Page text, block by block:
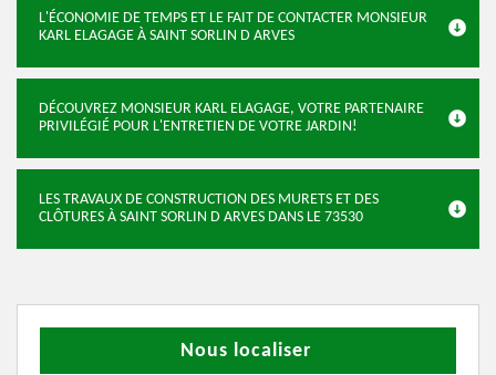
L'ÉCONOMIE DE TEMPS ET LE FAIT DE CONTACTER MONSIEUR
KARL ELAGAGE À SAINT SORLIN D ARVES
DÉCOUVREZ MONSIEUR KARL ELAGAGE, VOTRE PARTENAIRE
PRIVILÉGIÉ POUR L'ENTRETIEN DE VOTRE JARDIN!
LES TRAVAUX DE CONSTRUCTION DES MURETS ET DES
CLÔTURES À SAINT SORLIN D ARVES DANS LE 73530
Nous localiser